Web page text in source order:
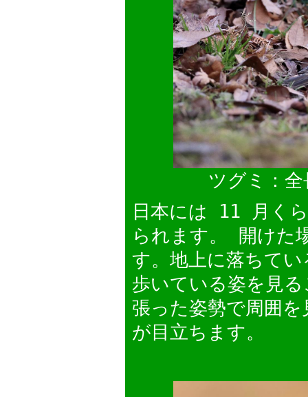
ツグミ：
日本には 11 月く
られます。 開けた
す。地上に落ちて
歩いている姿を見
張った姿勢で周囲
が目立ちます。